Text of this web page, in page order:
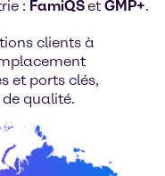
: FamiQSet GMP+.
clients à
et ports clés,
qualité.